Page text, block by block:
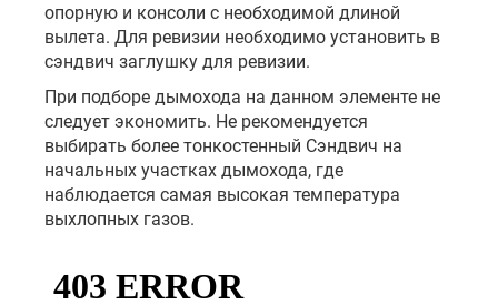
опорную и консоли с необходимой длиной
вылета. Для ревизии необходимо установить в
сэндвич заглушку для ревизии.
При подборе дымохода на данном элементе не
следует экономить. Не рекомендуется
выбирать более тонкостенный Сэндвич на
начальных участках дымохода, где
наблюдается самая высокая температура
выхлопных газов.